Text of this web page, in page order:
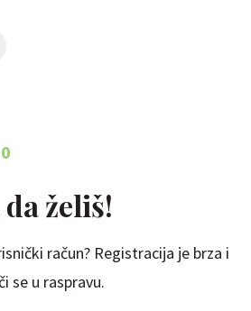
0
želiš!
račun? Registracija je brza i
se u raspravu.